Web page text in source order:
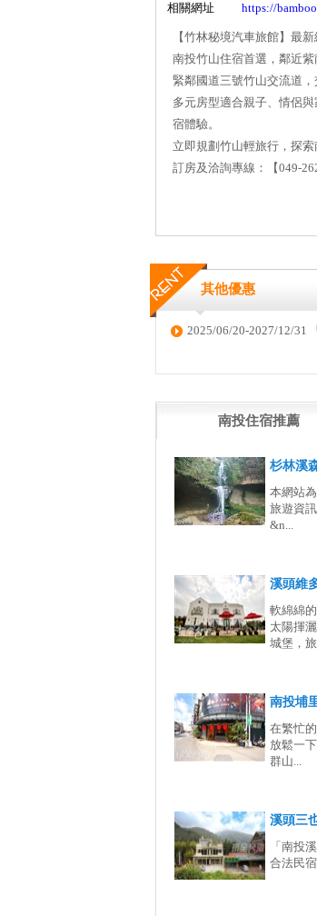
相關網址 https://
【竹林秘境汽車旅館】最
南投竹山住宿首選，鄰近
緊鄰國道三號竹山交流道，
多元房型適合親子、情侶
宿體驗。
立即規劃竹山輕旅行，探索
訂房及洽詢專線：【049-
其他優惠
2025/06/20-2027/12/31
南投住宿推薦
杉林溪
本網站
旅遊資
&n...
溪頭維
軟綿綿
太陽揮
城堡，
南投埔
在繁忙
放鬆一
群山...
溪頭三
「南投
合法民